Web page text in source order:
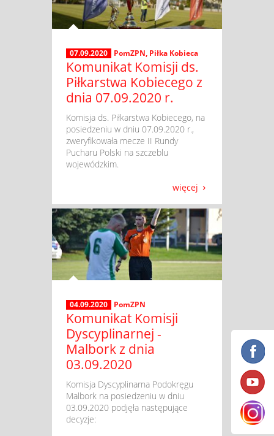
07.09.2020 PomZPN, Piłka Kobieca
Komunikat Komisji ds.
Piłkarstwa Kobiecego z
dnia 07.09.2020 r.
​ Komisja ds. Piłkarstwa Kobiecego, na
posiedzeniu w dniu 07.09.2020 r.,
zweryfikowała mecze II Rundy
Pucharu Polski na szczeblu
wojewódzkim.
więcej
04.09.2020 PomZPN
Komunikat Komisji
Dyscyplinarnej -
Malbork z dnia
03.09.2020
​ Komisja Dyscyplinarna Podokręgu
Malbork na posiedzeniu w dniu
03.09.2020 podjęła następujące
decyzje: